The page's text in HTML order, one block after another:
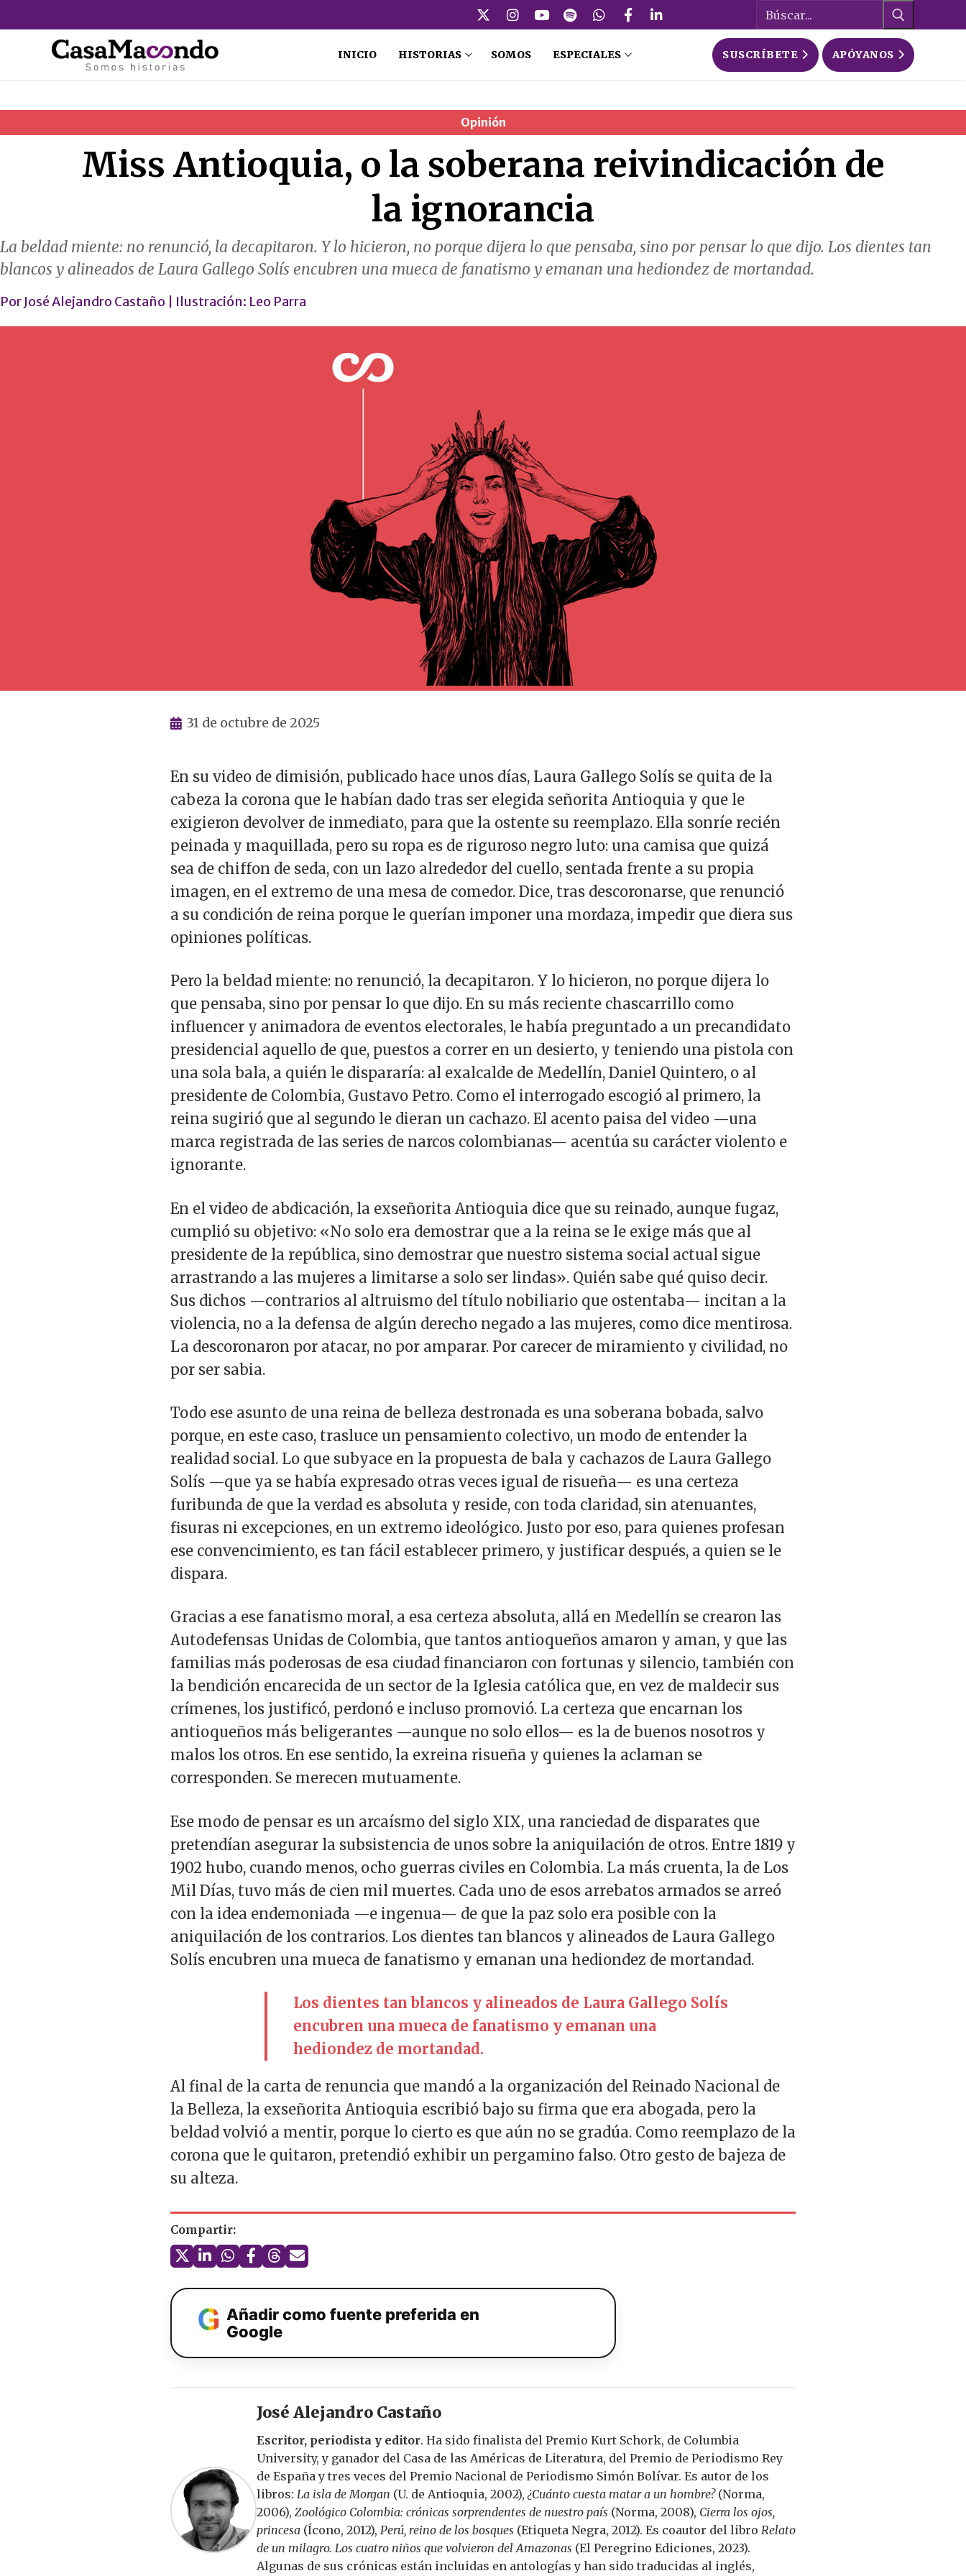
al
contenido
INICIO HISTORIAS SOMOS ESPECIALES SUSCRÍBETE APÓYANOS
Opinión
Miss Antioquia, o la soberana reivindicación de
la ignorancia
La beldad miente: no renunció, la decapitaron. Y lo hicieron, no porque dijera lo que pensaba, sino por pensar lo que dijo. Los dientes tan
blancos y alineados de Laura Gallego Solís encubren una mueca de fanatismo y emanan una hediondez de mortandad.
PorJosé Alejandro Castaño | Ilustración: Leo Parra
31 de octubre de 2025
En su video de dimisión, publicado hace unos días, Laura Gallego Solís se quita de la
cabeza la corona que le habían dado tras ser elegida señorita Antioquia y que le
exigieron devolver de inmediato, para que la ostente su reemplazo. Ella sonríe recién
peinada y maquillada, pero su ropa es de riguroso negro luto: una camisa que quizá
sea de chiffon de seda, con un lazo alrededor del cuello, sentada frente a su propia
imagen, en el extremo de una mesa de comedor. Dice, tras descoronarse, que renunció
a su condición de reina porque le querían imponer una mordaza, impedir que diera sus
opiniones políticas.
Pero la beldad miente: no renunció, la decapitaron. Y lo hicieron, no porque dijera lo
que pensaba, sino por pensar lo que dijo. En su más reciente chascarrillo como
influencer y animadora de eventos electorales, le había preguntado a un precandidato
presidencial aquello de que, puestos a correr en un desierto, y teniendo una pistola con
una sola bala, a quién le dispararía: al exalcalde de Medellín, Daniel Quintero, o al
presidente de Colombia, Gustavo Petro. Como el interrogado escogió al primero, la
reina sugirió que al segundo le dieran un cachazo. El acento paisa del video —una
marca registrada de las series de narcos colombianas— acentúa su carácter violento e
ignorante.
En el video de abdicación, la exseñorita Antioquia dice que su reinado, aunque fugaz,
cumplió su objetivo: «No solo era demostrar que a la reina se le exige más que al
presidente de la república, sino demostrar que nuestro sistema social actual sigue
arrastrando a las mujeres a limitarse a solo ser lindas». Quién sabe qué quiso decir.
Sus dichos —contrarios al altruismo del título nobiliario que ostentaba— incitan a la
violencia, no a la defensa de algún derecho negado a las mujeres, como dice mentirosa.
La descoronaron por atacar, no por amparar. Por carecer de miramiento y civilidad, no
por ser sabia.
Todo ese asunto de una reina de belleza destronada es una soberana bobada, salvo
porque, en este caso, trasluce un pensamiento colectivo, un modo de entender la
realidad social. Lo que subyace en la propuesta de bala y cachazos de Laura Gallego
Solís —que ya se había expresado otras veces igual de risueña— es una certeza
furibunda de que la verdad es absoluta y reside, con toda claridad, sin atenuantes,
fisuras ni excepciones, en un extremo ideológico. Justo por eso, para quienes profesan
ese convencimiento, es tan fácil establecer primero, y justificar después, a quien se le
dispara.
Gracias a ese fanatismo moral, a esa certeza absoluta, allá en Medellín se crearon las
Autodefensas Unidas de Colombia, que tantos antioqueños amaron y aman, y que las
familias más poderosas de esa ciudad financiaron con fortunas y silencio, también con
la bendición encarecida de un sector de la Iglesia católica que, en vez de maldecir sus
crímenes, los justificó, perdonó e incluso promovió. La certeza que encarnan los
antioqueños más beligerantes —aunque no solo ellos— es la de buenos nosotros y
malos los otros. En ese sentido, la exreina risueña y quienes la aclaman se
corresponden. Se merecen mutuamente.
Ese modo de pensar es un arcaísmo del siglo XIX, una ranciedad de disparates que
pretendían asegurar la subsistencia de unos sobre la aniquilación de otros. Entre 1819 y
1902 hubo, cuando menos, ocho guerras civiles en Colombia. La más cruenta, la de Los
Mil Días, tuvo más de cien mil muertes. Cada uno de esos arrebatos armados se arreó
con la idea endemoniada —e ingenua— de que la paz solo era posible con la
aniquilación de los contrarios. Los dientes tan blancos y alineados de Laura Gallego
Solís encubren una mueca de fanatismo y emanan una hediondez de mortandad.
Los dientes tan blancos y alineados de Laura Gallego Solís
encubren una mueca de fanatismo y emanan una
hediondez de mortandad.
Al final de la carta de renuncia que mandó a la organización del Reinado Nacional de
la Belleza, la exseñorita Antioquia escribió bajo su firma que era abogada, pero la
beldad volvió a mentir, porque lo cierto es que aún no se gradúa. Como reemplazo de la
corona que le quitaron, pretendió exhibir un pergamino falso. Otro gesto de bajeza de
su alteza.
Compartir:
Añadir como fuente preferida en
Google
José Alejandro Castaño
Escritor, periodista y editor. Ha sido finalista del Premio Kurt Schork, de Columbia
University, y ganador del Casa de las Américas de Literatura, del Premio de Periodismo Rey
de España y tres veces del Premio Nacional de Periodismo Simón Bolívar. Es autor de los
libros: La isla de Morgan (U. de Antioquia, 2002),¿Cuánto cuesta matar a un hombre?(Norma,
2006), Zoológico Colombia: crónicas sorprendentes de nuestro país (Norma, 2008), Cierra los ojos,
princesa (Ícono, 2012), Perú, reino de los bosques (Etiqueta Negra, 2012). Es coautor del libro Relato
de un milagro. Los cuatro niños que volvieron del Amazonas (El Peregrino Ediciones, 2023).
Algunas de sus crónicas están incluidas en antologías y han sido traducidas al inglés,